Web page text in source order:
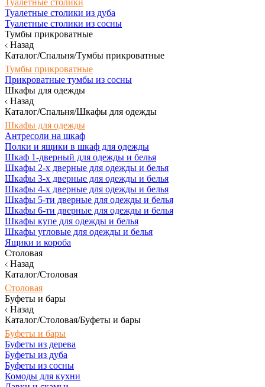
Туалетные столики
Туалетные столики из дуба
Туалетные столики из сосны
Тумбы прикроватные
Назад
Каталог/Спальня/Тумбы прикроватные
Тумбы прикроватные
Прикроватные тумбы из сосны
Шкафы для одежды
Назад
Каталог/Спальня/Шкафы для одежды
Шкафы для одежды
Антресоли на шкаф
Полки и ящики в шкаф для одежды
Шкаф 1-дверный для одежды и белья
Шкафы 2-х дверные для одежды и белья
Шкафы 3-х дверные для одежды и белья
Шкафы 4-х дверные для одежды и белья
Шкафы 5-ти дверные для одежды и белья
Шкафы 6-ти дверные для одежды и белья
Шкафы купе для одежды и белья
Шкафы угловые для одежды и белья
Ящики и короба
Столовая
Назад
Каталог/Столовая
Столовая
Буфеты и бары
Назад
Каталог/Столовая/Буфеты и бары
Буфеты и бары
Буфеты из дерева
Буфеты из дуба
Буфеты из сосны
Комоды для кухни